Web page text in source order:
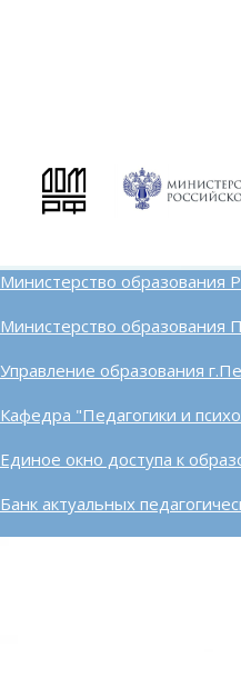
Министерство образования
Министерство образования
Управление образования
Кафедра "Педагогики и
Единое окно доступа к
Банк актуальных